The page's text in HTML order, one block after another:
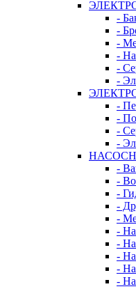
-
-
-
-
-
-
-
-
-
-
-
-
-
-
-
-
-
-
-
-